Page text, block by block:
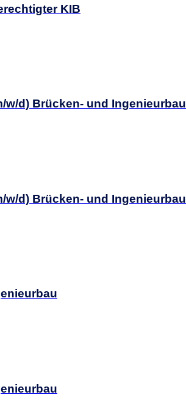
KIB
w/d) Brücken- und Ingenieurbau
w/d) Brücken- und Ingenieurbau